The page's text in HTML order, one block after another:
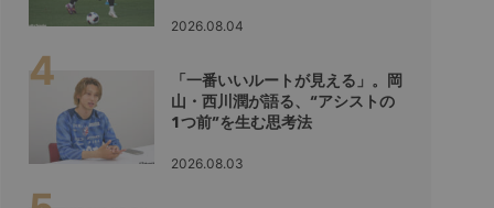
2026.08.04
「一番いいルートが見える」。岡
山・西川潤が語る、“アシストの
1つ前”を生む思考法
2026.08.03